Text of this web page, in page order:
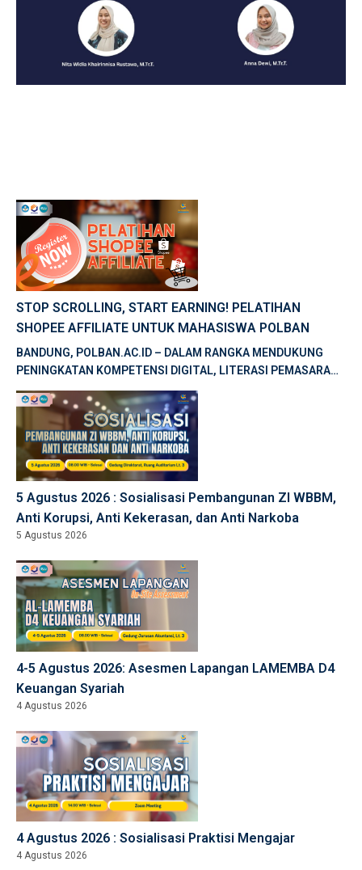
STOP SCROLLING, START EARNING! PELATIHAN
SHOPEE AFFILIATE UNTUK MAHASISWA POLBAN
BANDUNG, POLBAN.AC.ID – DALAM RANGKA MENDUKUNG
PENINGKATAN KOMPETENSI DIGITAL, LITERASI PEMASARAN
DIGITAL, DAN PENGEMBANGAN KEWIRAUSAHAAN, BALAI
PELATIHAN VOKASI DAN PRODUKTIVITAS […]
5 Agustus 2026 : Sosialisasi Pembangunan ZI WBBM,
Anti Korupsi, Anti Kekerasan, dan Anti Narkoba
5 Agustus 2026
4-5 Agustus 2026: Asesmen Lapangan LAMEMBA D4
Keuangan Syariah
4 Agustus 2026
4 Agustus 2026 : Sosialisasi Praktisi Mengajar
4 Agustus 2026